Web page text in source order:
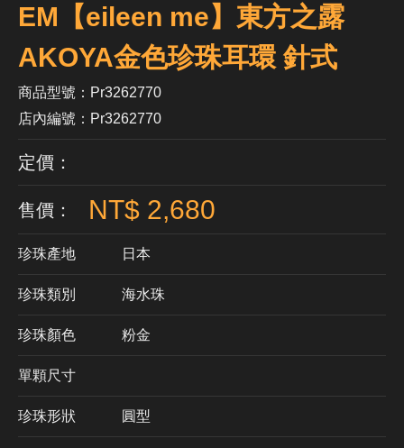
EM【eileen me】東方之露
AKOYA金色珍珠耳環 針式
商品型號：Pr3262770
店內編號：Pr3262770
定價：
售價： NT$ 2,680
珍珠產地 日本
珍珠類別 海水珠
珍珠顏色 ​粉金
單顆尺寸
珍珠形狀 圓型